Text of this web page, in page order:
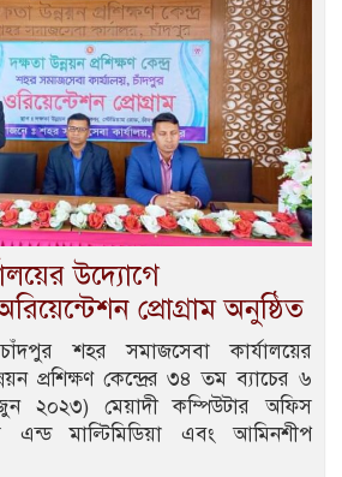
উদ্যোগে
অরিয়েন্টেশন প্রোগ্রাম অনুষ্ঠিত
শহর সমাজসেবা কার্যালয়ের
প্রশিক্ষণ কেন্দ্রের ৩৪ তম ব্যাচের ৬
২০২৩) মেয়াদী কম্পিউটার অফিস
এন্ড মাল্টিমিডিয়া এবং আমিনশীপ